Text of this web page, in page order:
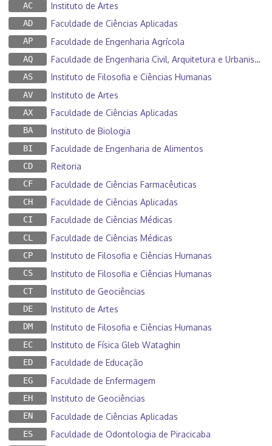
AC Instituto de Artes
AD Faculdade de Ciências Aplicadas
AP Faculdade de Engenharia Agrícola
AQ Faculdade de Engenharia Civil, Arquitetura e Urbanismo
AS Instituto de Filosofia e Ciências Humanas
AV Instituto de Artes
AX Faculdade de Ciências Aplicadas
BA Instituto de Biologia
BI Faculdade de Engenharia de Alimentos
CD Reitoria
CF Faculdade de Ciências Farmacêuticas
CH Faculdade de Ciências Aplicadas
CI Faculdade de Ciências Médicas
CL Faculdade de Ciências Médicas
CP Instituto de Filosofia e Ciências Humanas
CS Instituto de Filosofia e Ciências Humanas
CT Instituto de Geociências
DE Instituto de Artes
DM Instituto de Filosofia e Ciências Humanas
EC Instituto de Física Gleb Wataghin
ED Faculdade de Educação
EG Faculdade de Enfermagem
EH Instituto de Geociências
EN Faculdade de Ciências Aplicadas
ES Faculdade de Odontologia de Piracicaba